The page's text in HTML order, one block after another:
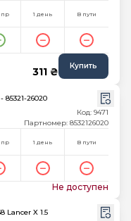
1 день В пути
311 ₴ Купить
26020
Код: 9471
Партномер: 8532126020
1 день В пути
Не доступен
Lancer X 1.5